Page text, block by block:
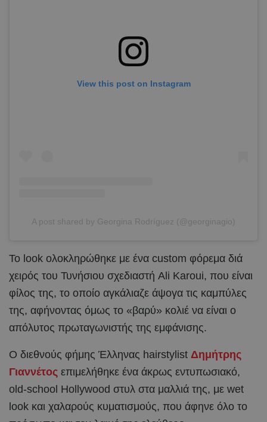
View this post on Instagram
A post shared by Georgina Rodríguez (@georginagio)
Το look ολοκληρώθηκε με ένα custom φόρεμα διά
χειρός του Τυνήσιου σχεδιαστή Ali Karoui, που είναι
φίλος της, το οποίο αγκάλιαζε άψογα τις καμπύλες
της, αφήνοντας όμως το «βαρύ» κολιέ να είναι ο
απόλυτος πρωταγωνιστής της εμφάνισης.
Ο διεθνούς φήμης Έλληνας hairstylist Δημήτρης
Γιαννέτος επιμελήθηκε ένα άκρως εντυπωσιακό,
old-school Hollywood στυλ στα μαλλιά της, με wet
look και χαλαρούς κυματισμούς, που άφηνε όλο το